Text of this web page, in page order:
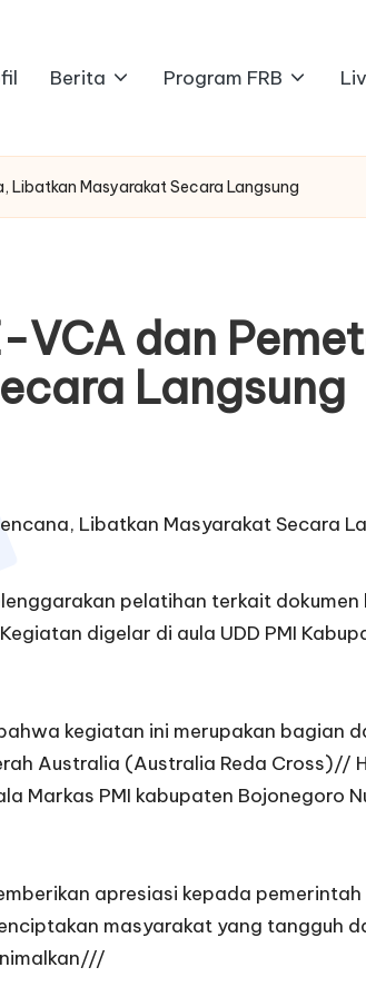
Berita Program FRB
Libatkan Masyarakat Secara Langsung
VCA dan
Langsung
pelatihan terkait
digelar di aula UDD PMI
kegiatan ini merupakan bagian
Australia (Australia Reda Cross)//
Markas PMI kabupaten Bojonegoro
apresiasi kepada
masyarakat yang